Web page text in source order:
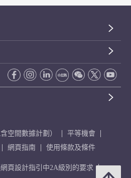
空間數據計劃）
平等機會
網頁指南 使用條款及條件
頁設計指引中2A級別的要求